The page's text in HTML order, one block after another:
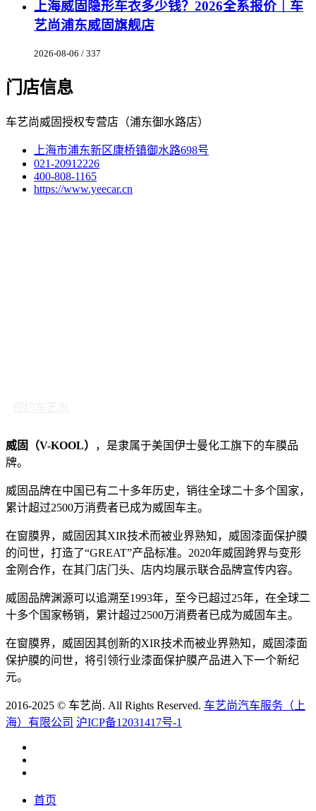
上海威固隐形车衣多少钱？2026全系报价｜车
艺尚浦东威固旗舰店
2026-08-06 / 337
门店信息
车艺尚威固授权专营店（浦东御水路店）
上海市浦东新区康桥镇御水路698号
021-20912226
400-808-1165
https://www.yeecar.cn
威固（V-KOOL）
，是隶属于美国伊士曼化工旗下的车膜品
牌。
威固品牌在中国已有二十多年历史，销往全球二十多个国家，
累计超过2500万消费者已成为威固车主。
在窗膜界，威固因其XIR技术而被业界熟知，威固漆面保护膜
的问世，打造了“GREAT”产品标准。2020年威固跨界与变形
金刚合作，在其门店门头、店内均展示联合品牌宣传内容。
威固品牌渊源可以追溯至1993年，至今已超过25年，在全球二
十多个国家畅销，累计超过2500万消费者已成为威固车主。
在窗膜界，威固因其创新的XIR技术而被业界熟知，威固漆面
保护膜的问世，将引领行业漆面保护膜产品进入下一个新纪
元。
2016-2025 © 车艺尚. All Rights Reserved. 车艺尚汽车服务（上
海）有限公司 沪ICP备12031417号-1
首页